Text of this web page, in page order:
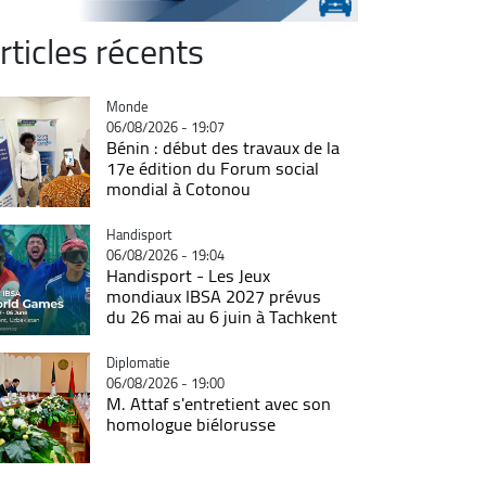
récents
Catégorie
Monde
06/08/2026 - 19:07
Bénin : début des travaux de la
17e édition du Forum social
mondial à Cotonou
Catégorie
Handisport
06/08/2026 - 19:04
Handisport - Les Jeux
mondiaux IBSA 2027 prévus
du 26 mai au 6 juin à Tachkent
Catégorie
Diplomatie
06/08/2026 - 19:00
M. Attaf s'entretient avec son
homologue biélorusse